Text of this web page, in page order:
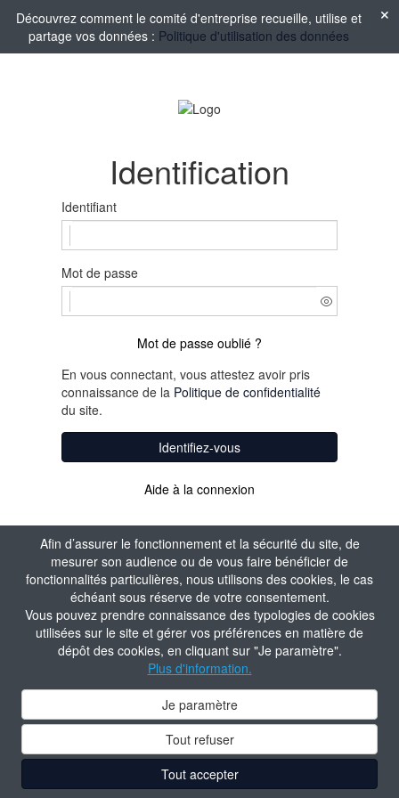
Afin d’assurer le fonctionnement et la sécurité du site, de
mesurer son audience ou de vous faire bénéficier de
fonctionnalités particulières, nous utilisons des cookies, le cas
échéant sous réserve de votre consentement.
Vous pouvez prendre connaissance des typologies de cookies
utilisées sur le site et gérer vos préférences en matière de
dépôt des cookies, en cliquant sur "Je paramètre".
Plus d'information.
Je paramètre
Tout refuser
Tout accepter
Découvrez comment le comité d'entreprise recueille, utilise et
partage vos données : Politique d'utilisation des données
Identification
Identifiant
Mot de passe
Mot de passe oublié ?
En vous connectant, vous attestez avoir pris
connaissance de la Politique de confidentialité
du site.
Identifiez-vous
Aide à la connexion